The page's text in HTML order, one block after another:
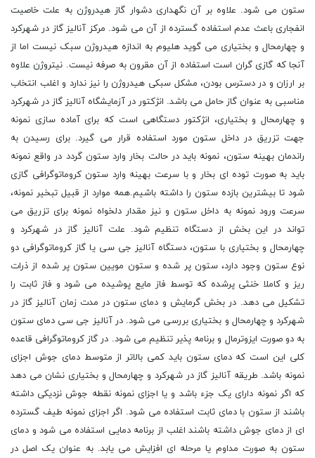
ستون می شود. علاوه بر آن نگهداری دشوار گاز هیدروژن به علت خاصیت
انفجاری باعث عدم استفاده گسترده از آن می شود. مرکز آنالیز گاز در شهرکرد
و چهارمحال و بختیاری می گوید هلیوم به اندازه هیدروژن سبک نیست اما از
آنجا که گازی گران است استفاده از آن مقرون به صرفه نیست. نیتروژن علاوه
بر ارزان و در دسترس بودن، مشکل سبکی هیدروژن را نیز ندارد و اغلب انتخاب
مناسبی به عنوان گاز حامل می باشد. انژکتور در آزمایشگاه آنالیز گاز در شهرکرد
و چهارمحال و بختیاری، انژکتور دستگاهی است که برای آماده سازی نمونه
جهت تزریق در داخل ستون مورد استفاده قرار می گیرد. برای رسیدن به
راندمان بهینه ستون، نمونه باید در حالت بخار وارد ستون گردد در واقع نمونه
باید به صورت توده ای بخار و با سرعت بهینه وارد ستون کروماتوگرافی گازی
شود تا بیشترین بازده ستون را داشته باشیم.همه موارد از قبیل تبخیر نمونه،
سرعت ورود نمونه به داخل ستون و نیز مقدار دلخواه نمونه برای تزریق می
تواند در این بخش از دستگاه تنظیم شود. علت آنالیز گاز در شهرکرد و
چهارمحال و بختیاری با ستون، دستگاه آنالیز جی سی یا گاز کروماتوگرافی دو
نوع ستون وجود دارد، ستون پر شده و ستون مویین ستون پر شده از ذرات
ریز و کاملا خنثی پرشده که توسط فاز مایع پوشیده می شود و فاز ثابت را
تشکیل می دهد. در بخش گرمایش و دمای ستون در مدت زمان آنالیز گاز در
شهرکرد و چهارمحال و بختیاری بررسی می شود. در آنالیز جی سی دمای ستون
به دو صورت ایزوترمال و برنامه پذیر تنظیم می شود. در گاز کروماتوگرافی قاعده
کلی این است که دمای ستون باید کمی بالاتر از متوسط دمای جوش اجزای
نمونه باشد. طریقه آنالیز گاز در شهرکرد و چهارمحال و بختیاری نشان می دهد
که اگر نمونه دارای یک جزء باشد و یا اجزای نمونه نقطه جوش نزدیکی داشته
باشند از ستون با دمای ثابت استفاده می شود. اگر اجزای نمونه طیف گسترده
ای از دمای جوش داشته باشند اغلب از برنامه دمایی استفاده می شود و دمای
ستون به صورت مداوم یا مرحله ای افزایش می یابد. به عنوان یک اصل در